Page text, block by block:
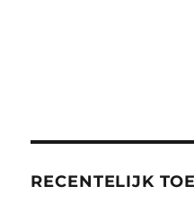
RECENTELIJK